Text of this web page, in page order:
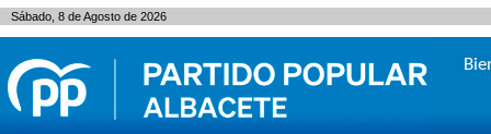
Sábado, 8 de Agosto de 2026